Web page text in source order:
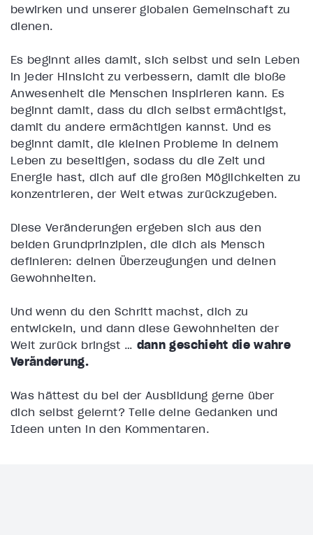
bewirken und unserer globalen Gemeinschaft zu
dienen.
Es beginnt alles damit, sich selbst und sein Leben
in jeder Hinsicht zu verbessern, damit die bloße
Anwesenheit die Menschen inspirieren kann. Es
beginnt damit, dass du dich selbst ermächtigst,
damit du andere ermächtigen kannst. Und es
beginnt damit, die kleinen Probleme in deinem
Leben zu beseitigen, sodass du die Zeit und
Energie hast, dich auf die großen Möglichkeiten zu
konzentrieren, der Welt etwas zurückzugeben.
Diese Veränderungen ergeben sich aus den
beiden Grundprinzipien, die dich als Mensch
definieren: deinen Überzeugungen und deinen
Gewohnheiten.
Und wenn du den Schritt machst, dich zu
entwickeln, und dann diese Gewohnheiten der
Welt zurück bringst … dann geschieht die wahre
Veränderung.
Was hättest du bei der Ausbildung gerne über
dich selbst gelernt? Teile deine Gedanken und
Ideen unten in den Kommentaren.